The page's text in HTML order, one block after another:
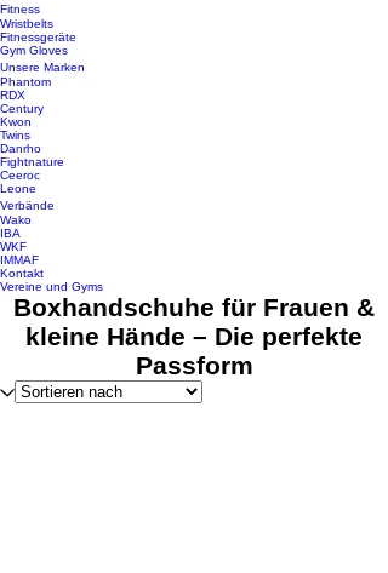
Fitness
Wristbelts
Fitnessgeräte
Gym Gloves
Unsere Marken
Phantom
RDX
Century
Kwon
Twins
Danrho
Fightnature
Ceeroc
Leone
Verbände
Wako
IBA
WKF
IMMAF
Kontakt
Vereine und Gyms
Boxhandschuhe für Frauen &
kleine Hände – Die perfekte
Passform